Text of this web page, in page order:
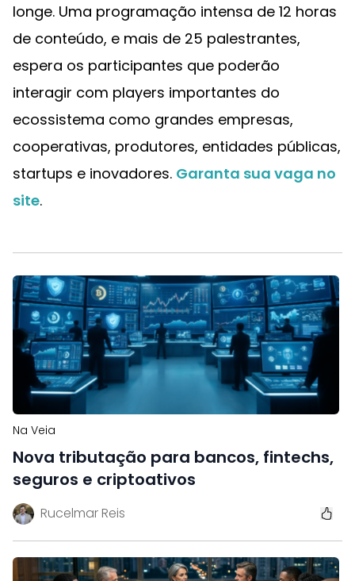
longe. Uma programação intensa de 12 horas
de conteúdo, e mais de 25 palestrantes,
espera os participantes que poderão
interagir com players importantes do
ecossistema como grandes empresas,
cooperativas, produtores, entidades públicas,
startups e inovadores. Garanta sua vaga no
site.
Na Veia
Nova tributação para bancos, fintechs,
seguros e criptoativos
Rucelmar Reis